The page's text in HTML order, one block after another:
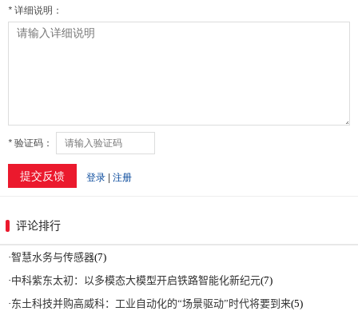
评论排行
·智慧水务与传感器(7)
·中科紫东太初：以多模态大模型开启铁路智能化新纪元(7)
·东土科技并购高威科：工业自动化的“场景驱动”时代将要到来(5)